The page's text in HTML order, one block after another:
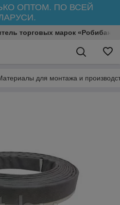
ОПТОМ. ПО ВСЕЙ
торговых марок
для монтажа и